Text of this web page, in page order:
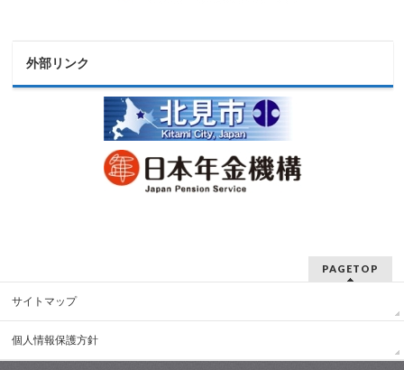
外部リンク
PAGETOP
サイトマップ
個人情報保護方針